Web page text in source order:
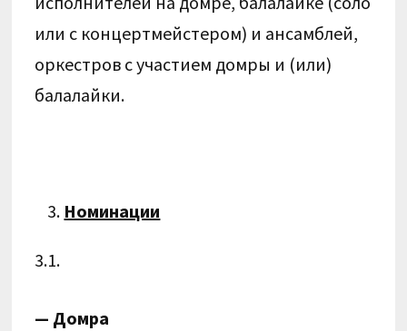
или с концертмейстером) и ансамблей,
оркестров с участием домры и (или)
балалайки.
Номинации
3.1.
— Домра